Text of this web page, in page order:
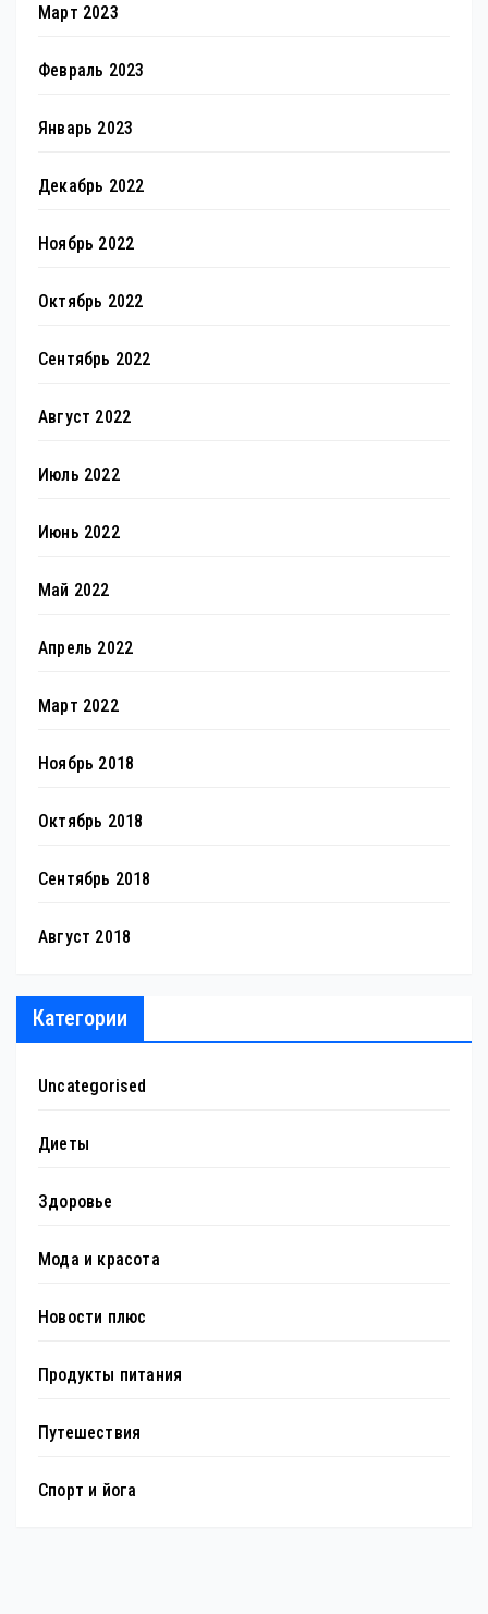
Март 2023
Февраль 2023
Январь 2023
Декабрь 2022
Ноябрь 2022
Октябрь 2022
Сентябрь 2022
Август 2022
Июль 2022
Июнь 2022
Май 2022
Апрель 2022
Март 2022
Ноябрь 2018
Октябрь 2018
Сентябрь 2018
Август 2018
Категории
Uncategorised
Диеты
Здоровье
Мода и красота
Новости плюс
Продукты питания
Путешествия
Спорт и йога